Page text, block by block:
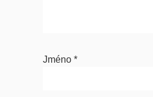
Jméno *